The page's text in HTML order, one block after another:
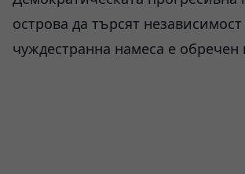
острова да търсят
чуждестранна намеса е обречен